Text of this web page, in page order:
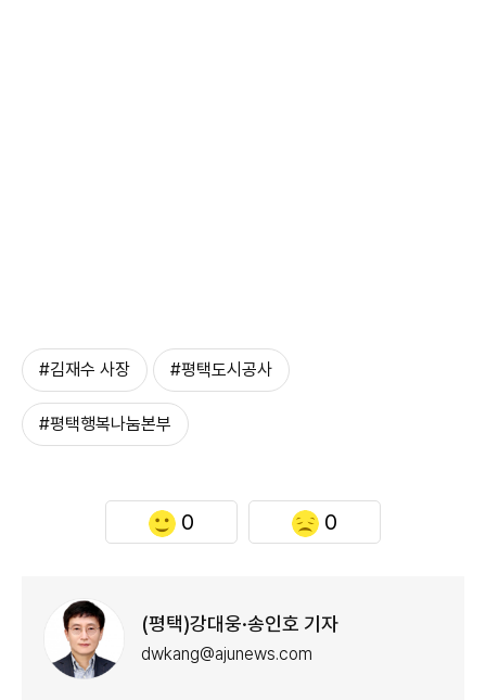
#김재수 사장 #평택도시공사
#평택행복나눔본부
0 0
(평택)강대웅·송인호 기자
dwkang@ajunews.com